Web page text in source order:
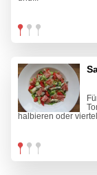
halbieren oder